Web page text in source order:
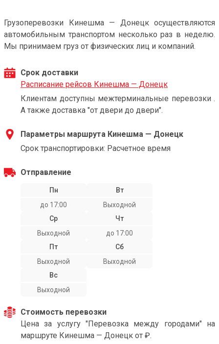
Грузоперевозки Кинешма — Донецк осуществляются
автомобильным транспортом несколько раз в неделю.
Мы принимаем груз от физических лиц и компаний.
Срок доставки
Расписание рейсов Кинешма — Донецк
Клиентам доступны межтерминальные перевозки .
А также доставка "от двери до двери".
Параметры маршрута Кинешма — Донецк
Срок транспортировки: Расчетное время
Отправление
Пн
до 17:00
Вт
Выходной
Ср
Выходной
Чт
до 17:00
Пт
Выходной
Сб
Выходной
Вс
Выходной
Стоимость перевозки
Цена за услугу "Перевозка между городами" на
маршруте Кинешма — Донецк от ₽.